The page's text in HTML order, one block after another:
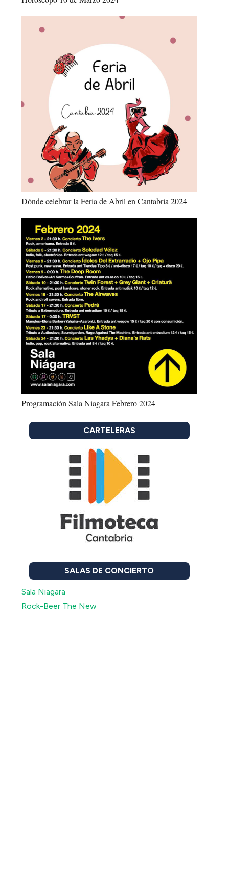
Dónde celebrar la Feria de Abril en Cantabria 2024
Programación Sala Niagara Febrero 2024
CARTELERAS
SALAS DE CONCIERTO
Sala Niagara
Rock-Beer The New